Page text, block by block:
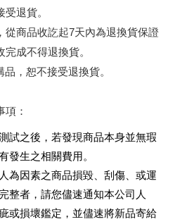
受退貨。
從商品收訖起7天內為退換貨保證
成不得退換貨。
，恕不接受退換貨。
：
試之後，若發現商品本身並無瑕
發生之相關費用。
為因素之商品損毀、刮傷、或運
整者，請您儘速通知本公司人
或損壞鑑定，並儘速將新品寄給